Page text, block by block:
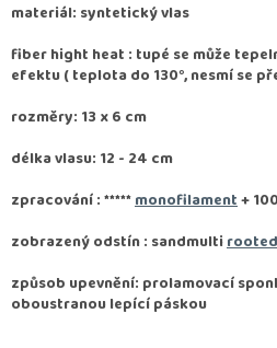
materiál: syntetický vlas
fiber hight heat : tupé se může
efektu ( teplota do 130°, nesmí se
rozměry: 13 x 6 cm
délka vlasu: 12 - 24 cm
zpracování :*****monofilament+
zobrazený odstín : sandmultirooted
způsob upevnění: prolamovací
oboustranou lepící páskou